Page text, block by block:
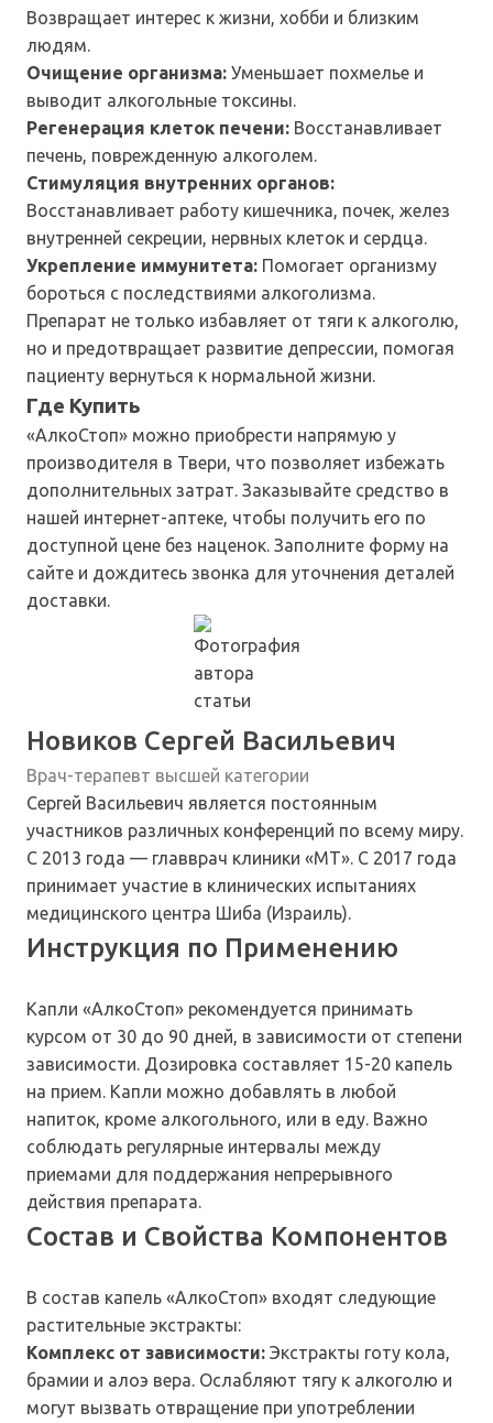
Возвращает интерес к жизни, хобби и близким
людям.
Очищение организма: Уменьшает похмелье и
выводит алкогольные токсины.
Регенерация клеток печени: Восстанавливает
печень, поврежденную алкоголем.
Стимуляция внутренних органов:
Восстанавливает работу кишечника, почек, желез
внутренней секреции, нервных клеток и сердца.
Укрепление иммунитета: Помогает организму
бороться с последствиями алкоголизма.
Препарат не только избавляет от тяги к алкоголю,
но и предотвращает развитие депрессии, помогая
пациенту вернуться к нормальной жизни.
Где Купить
«АлкоСтоп» можно приобрести напрямую у
производителя в Твери, что позволяет избежать
дополнительных затрат. Заказывайте средство в
нашей интернет-аптеке, чтобы получить его по
доступной цене без наценок. Заполните форму на
сайте и дождитесь звонка для уточнения деталей
доставки.
Новиков Сергей Васильевич
Врач-терапевт высшей категории
Сергей Васильевич является постоянным
участников различных конференций по всему миру.
С 2013 года — главврач клиники «МТ». С 2017 года
принимает участие в клинических испытаниях
медицинского центра Шиба (Израиль).
Инструкция по Применению
Капли «АлкоСтоп» рекомендуется принимать
курсом от 30 до 90 дней, в зависимости от степени
зависимости. Дозировка составляет 15-20 капель
на прием. Капли можно добавлять в любой
напиток, кроме алкогольного, или в еду. Важно
соблюдать регулярные интервалы между
приемами для поддержания непрерывного
действия препарата.
Состав и Свойства Компонентов
В состав капель «АлкоСтоп» входят следующие
растительные экстракты:
Комплекс от зависимости: Экстракты готу кола,
брамии и алоэ вера. Ослабляют тягу к алкоголю и
могут вызвать отвращение при употреблении